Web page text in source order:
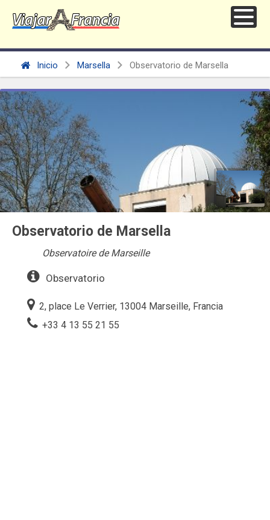
Inicio Marsella Observatorio de Marsella
Observatorio de Marsella
Observatoire de Marseille
Observatorio
2, place Le Verrier, 13004 Marseille, Francia
+33 4 13 55 21 55